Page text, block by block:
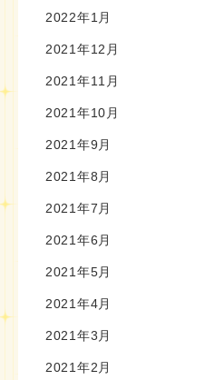
2022年1月
2021年12月
2021年11月
2021年10月
2021年9月
2021年8月
2021年7月
2021年6月
2021年5月
2021年4月
2021年3月
2021年2月